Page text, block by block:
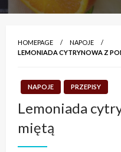
HOMEPAGE
NAPOJE
LEMONIADA CYTRYNOWA Z
NAPOJE PRZEPISY
Lemoniada
miętą